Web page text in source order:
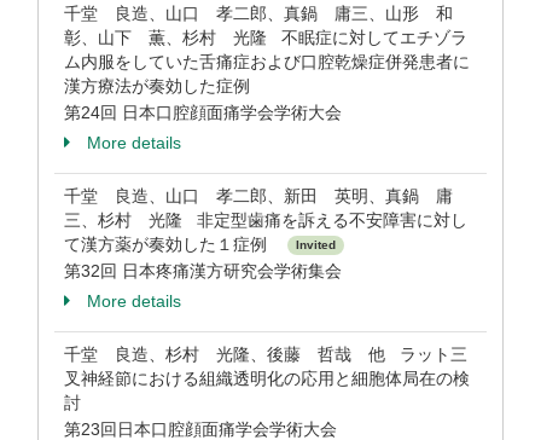
千堂 良造、山口 孝二郎、真鍋 庸三、山形 和
彰、山下 薫、杉村 光隆 不眠症に対してエチゾラ
ム内服をしていた舌痛症および口腔乾燥症併発患者に
漢方療法が奏効した症例
第24回 日本口腔顔面痛学会学術大会
More details
千堂 良造、山口 孝二郎、新田 英明、真鍋 庸
三、杉村 光隆 非定型歯痛を訴える不安障害に対し
て漢方薬が奏効した１症例
Invited
第32回 日本疼痛漢方研究会学術集会
More details
千堂 良造、杉村 光隆、後藤 哲哉 他 ラット三
叉神経節における組織透明化の応用と細胞体局在の検
討
第23回日本口腔顔面痛学会学術大会